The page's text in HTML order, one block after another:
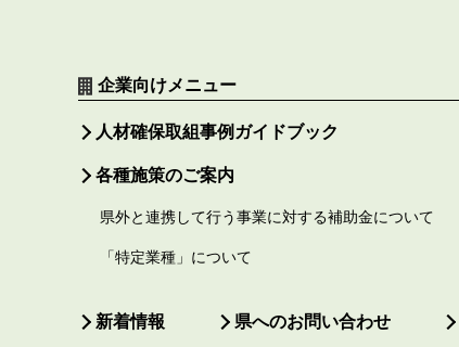
企業向けメニュー
人材確保取組事例ガイドブック
各種施策のご案内
県外と連携して行う事業に対する補助金について
「特定業種」について
新着情報 県へのお問い合わせ